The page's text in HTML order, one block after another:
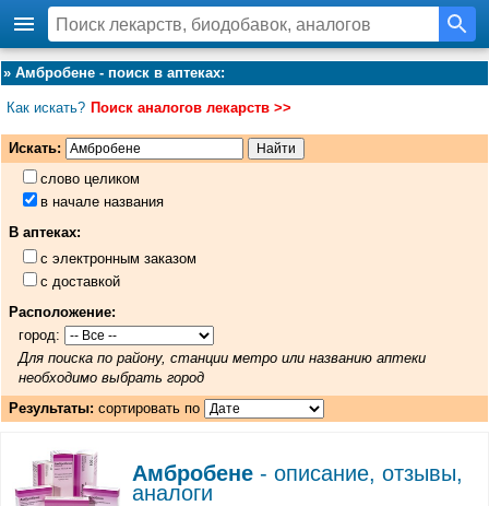
» Амбробене - поиск в аптеках:
Как искать? Поиск аналогов лекарств >>
Искать:
слово целиком
в начале названия
В аптеках:
с электронным заказом
с доставкой
Расположение:
город:
Для поиска по району, станции метро или названию аптеки
необходимо выбрать город
Результаты: сортировать по
Амбробене- описание, отзывы,
аналоги